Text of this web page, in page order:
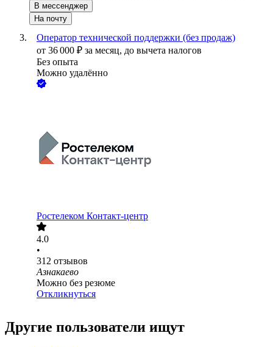
В мессенджер
На почту
Оператор технической поддержки (без продаж)
от 36 000 ₽ за месяц, до вычета налогов
Без опыта
Можно удалённо
Ростелеком Контакт-центр
4.0
•
312 отзывов
Азнакаево
Можно без резюме
Откликнуться
Другие пользователи ищут